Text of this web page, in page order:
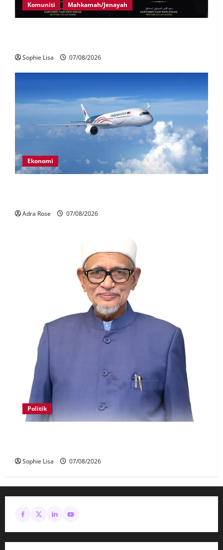
Komuniti Mahkamah/Jenayah
Sophie Lisa 07/08/2026
Ekonomi
Adra Rose 07/08/2026
Politik
Sophie Lisa 07/08/2026